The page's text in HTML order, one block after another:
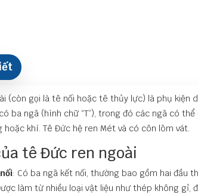
(còn gọi là tê nối hoặc tê thủy lực) là phụ
ba ngã (hình chữ “T”), trong đó các ngã có
hoặc khí. Tê Đức hệ ren Mét và có côn lõm vát.
tê Đức ren ngoài
: Có ba ngã kết nối, thường bao gồm hai đầu
làm từ nhiều loại vật liệu như thép không gỉ,